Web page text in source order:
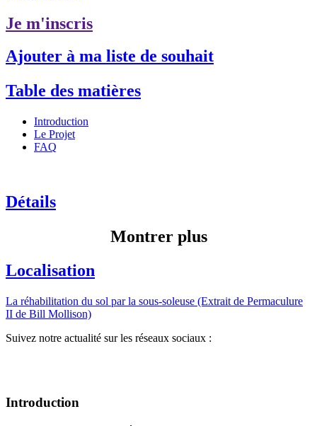
Je m'inscris
Ajouter à ma liste de souhait
Table des matières
Introduction
Le Projet
FAQ
Détails
Montrer plus
Localisation
La réhabilitation du sol par la sous-soleuse (Extrait de Permaculure
II de Bill Mollison)
Suivez notre actualité sur les réseaux sociaux :
Introduction